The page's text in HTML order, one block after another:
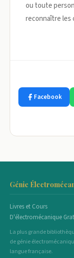
ou toute
reconnaître les
Facebook
Génie
Livres et Cours
D'électromécanique
La plus grande
de génie
langue française.